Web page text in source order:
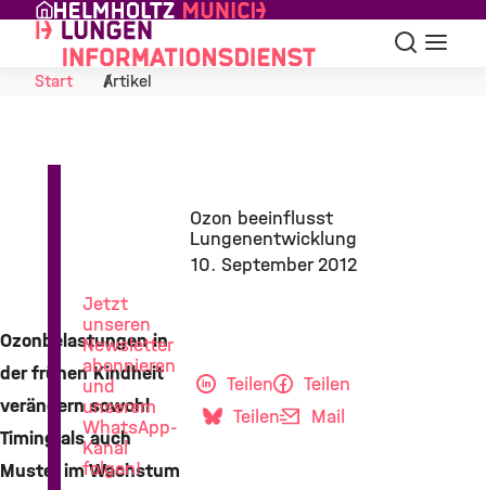
Skip to Content
Suche
Start
Artikel
Ozon beeinflusst
Lungenentwicklung
10. September 2012
Ozonbelastungen in
der frühen Kindheit
verändern sowohl
Timing als auch
Muster im Wachstum
Teilen
Teilen
Teilen
Mail
Jetzt
unseren
Newsletter
abonnieren
und
unserem
WhatsApp-
Kanal
folgen!